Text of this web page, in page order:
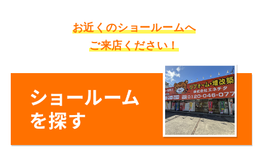
お近くのショールームへ
ご来店ください！